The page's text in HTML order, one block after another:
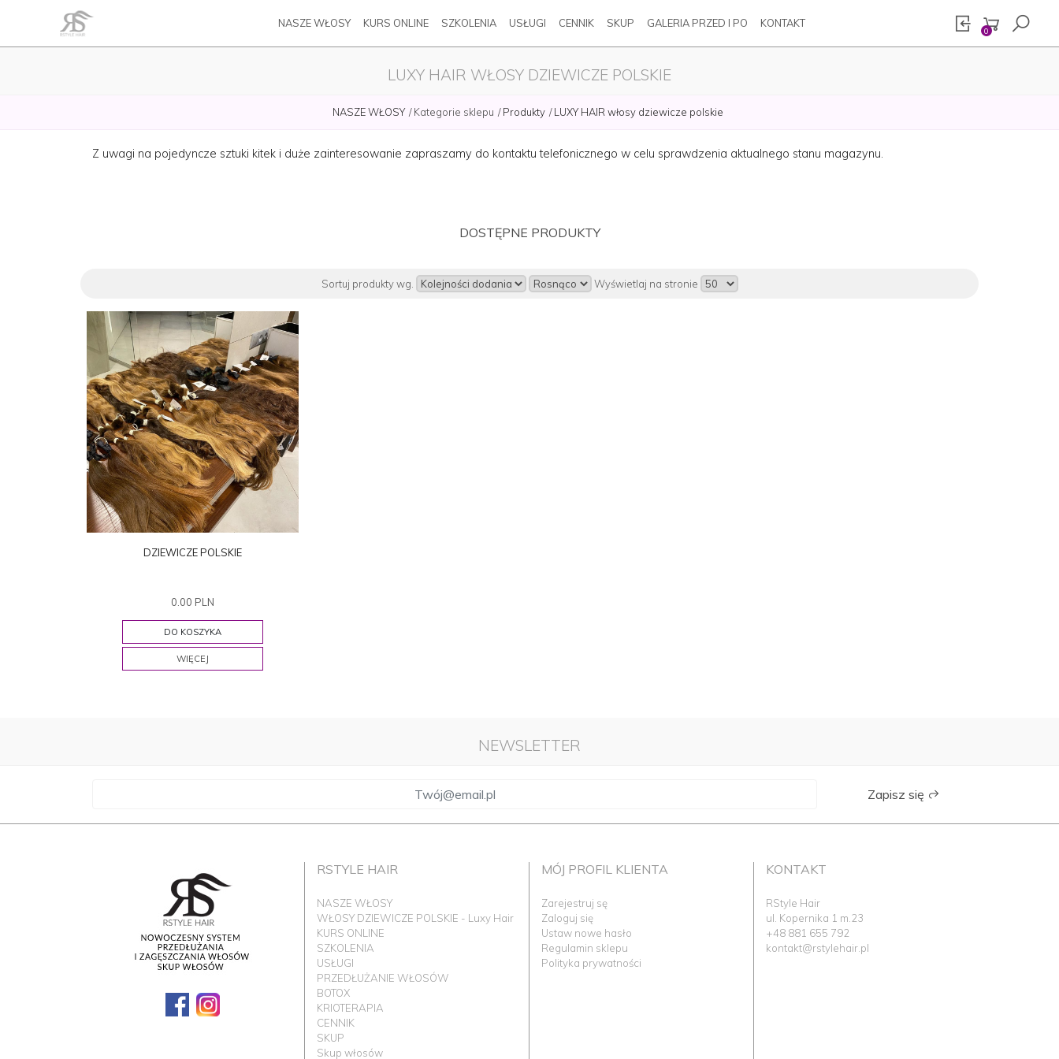
NASZE WŁOSY KURS ONLINE SZKOLENIA USŁUGI CENNIK SKUP GALERIA PRZED I PO KONTAKT
0
LUXY HAIR WŁOSY DZIEWICZE POLSKIE
NASZE WŁOSY Kategorie sklepu Produkty LUXY HAIR włosy dziewicze polskie
Z uwagi na pojedyncze sztuki kitek i duże zainteresowanie zapraszamy do kontaktu telefonicznego w celu sprawdzenia aktualnego stanu magazynu.
DOSTĘPNE PRODUKTY
Sortuj produkty wg. Wyświetlaj na stronie
DZIEWICZE POLSKIE
0.00 PLN
DO KOSZYKA
WIĘCEJ
NEWSLETTER
Zapisz się
RSTYLE HAIR
NASZE WŁOSY
WŁOSY DZIEWICZE POLSKIE - Luxy Hair
KURS ONLINE
SZKOLENIA
USŁUGI
PRZEDŁUŻANIE WŁOSÓW
BOTOX
KRIOTERAPIA
CENNIK
SKUP
Skup włosów
MÓJ PROFIL KLIENTA
Zarejestruj sę
Zaloguj się
Ustaw nowe hasło
Regulamin sklepu
Polityka prywatności
KONTAKT
RStyle Hair
ul. Kopernika 1 m.23
+48 881 655 792
kontakt@rstylehair.pl